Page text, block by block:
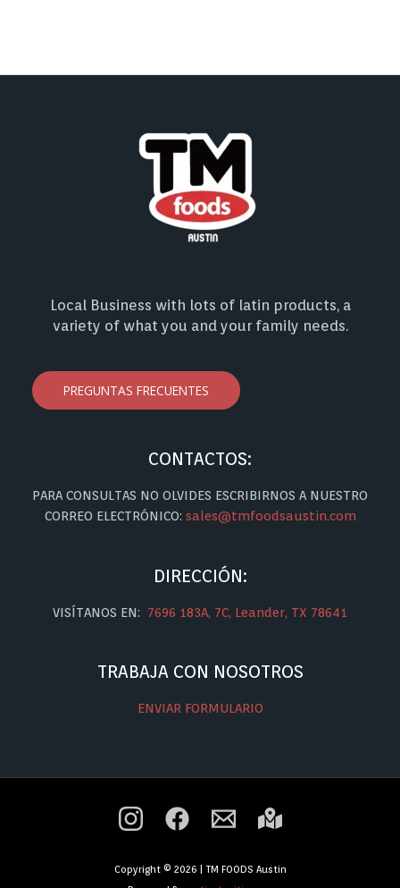
Local Business with lots of latin products, a
variety of what you and your family needs.
PREGUNTAS FRECUENTES
CONTACTOS:
PARA CONSULTAS NO OLVIDES ESCRIBIRNOS A NUESTRO
CORREO ELECTRÓNICO: sales@tmfoodsaustin.com
DIRECCIÓN:
VISÍTANOS EN: 7696 183A, 7C, Leander, TX 78641
TRABAJA CON NOSOTROS
ENVIAR FORMULARIO
Copyright © 2026 | TM FOODS Austin